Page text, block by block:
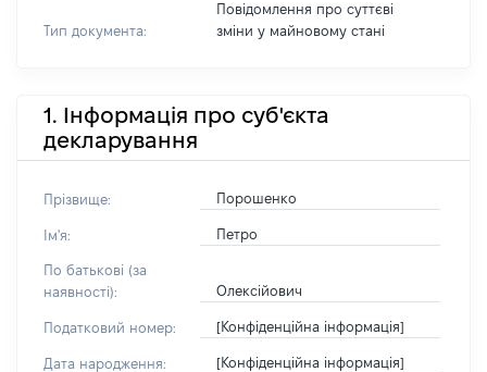
Тип документа:
Повідомлення про суттєві
зміни y майновому стані
1. Інформація про суб'єкта
декларування
Прізвище: Порошенко
Ім'я: Петро
По батькові (за
наявності):
Олексійович
Податковий номер: [Конфіденційна інформація]
Дата народження: [Конфіденційна інформація]